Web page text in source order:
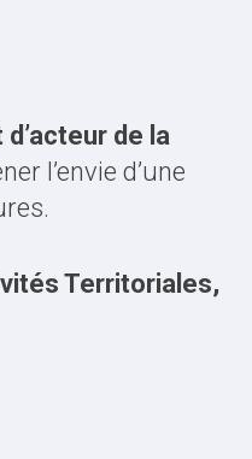
de la
l’envie d’une
Territoriales,